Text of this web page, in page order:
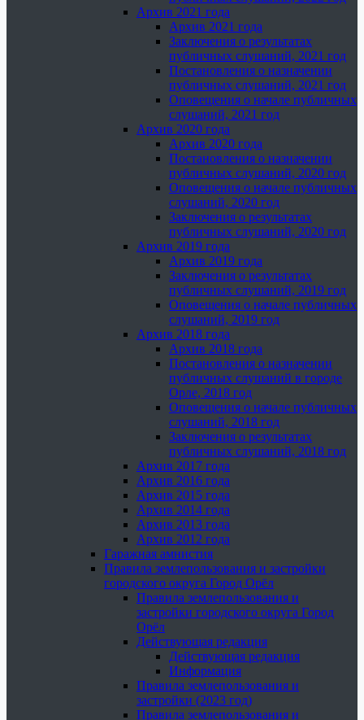
Архив 2021 года
Архив 2021 года
Заключения о результатах
публичных слушаний, 2021 год
Постановления о назначении
публичных слушаний, 2021 год
Оповещения о начале публичных
слушаний, 2021 год
Архив 2020 года
Архив 2020 года
Постановления о назначении
публичных слушаний, 2020 год
Оповещения о начале публичных
слушаний, 2020 год
Заключения о результатах
публичных слушаний, 2020 год
Архив 2019 года
Архив 2019 года
Заключения о результатах
публичных слушаний, 2019 год
Оповещения о начале публичных
слушаний, 2019 год
Архив 2018 года
Архив 2018 года
Постановления о назначении
публичных слушаний в городе
Орле, 2018 год
Оповещения о начале публичных
слушаний, 2018 год
Заключения о результатах
публичных слушаний, 2018 год
Архив 2017 года
Архив 2016 года
Архив 2015 года
Архив 2014 года
Архив 2013 года
Архив 2012 года
Гаражная амнистия
Правила землепользования и застройки
городского округа Город Орёл
Правила землепользования и
застройки городского округа Город
Орёл
Действующая редакция
Действующая редакция
Информация
Правила землепользования и
застройки (2023 год)
Правила землепользования и